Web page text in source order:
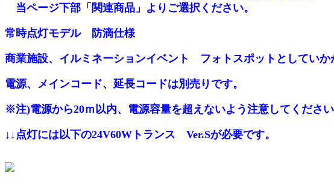
当ページ下部「関連商品」よりご選択ください。
常時点灯モデル 防滴仕様
商業施設、イルミネーションイベント フォトスポットとしていか
電源、メインコード、延長コードは別売りです。
※注)電源から20ｍ以内、電源容量を超えないよう注意してくださ
↓↓点灯には以下の24V60Wトランス Ver.Sが必要です。